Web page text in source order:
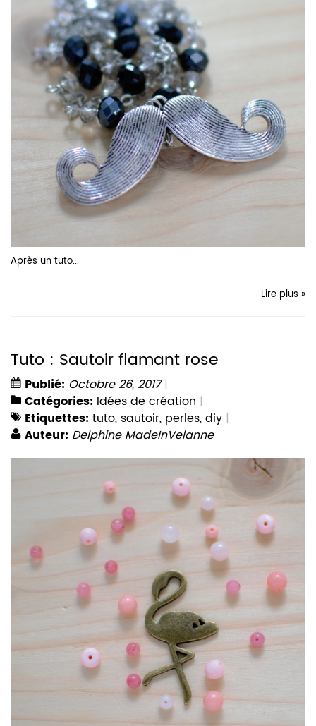
Après untuto...
Lire plus »
Tuto : Sautoir flamant rose
Publié: Octobre 26, 2017
Catégories: Idées de création
Etiquettes: tuto, sautoir, perles,diy
Auteur: Delphine MadeInVelanne